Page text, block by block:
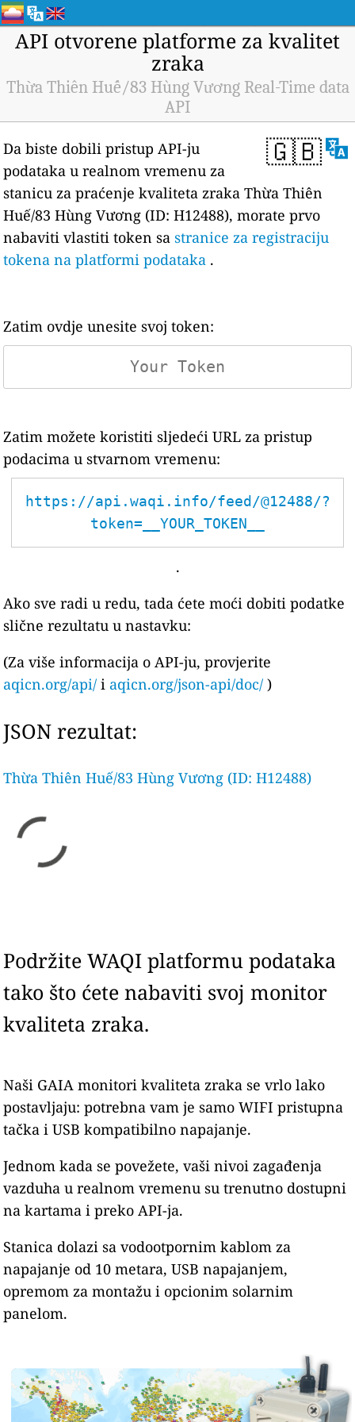
API otvorene platforme za kvalitet
zraka
Thừa Thiên Huế/83 Hùng Vương Real-Time data
API
🇬🇧
Da biste dobili pristup API-ju
podataka u realnom vremenu za
stanicu za praćenje kvaliteta zraka Thừa Thiên
Huế/83 Hùng Vương (ID: H12488), morate prvo
nabaviti vlastiti token sastranice za registraciju
tokena na platformi podataka .
Zatim ovdje unesite svoj token:
Zatim možete koristiti sljedeći URL za pristup
podacima u stvarnom vremenu:
https://api.waqi.info/feed/@12488/?
token=__YOUR_TOKEN__
.
Ako sve radi u redu, tada ćete moći dobiti podatke
slične rezultatu u nastavku:
(Za više informacija o API-ju, provjerite
aqicn.org/api/ i aqicn.org/json-api/doc/ )
JSON rezultat:
Thừa Thiên Huế/83 Hùng Vương (ID: H12488)
Podržite WAQI platformu podataka
tako što ćete nabaviti svoj monitor
kvaliteta zraka.
Naši GAIA monitori kvaliteta zraka se vrlo lako
postavljaju: potrebna vam je samo WIFI pristupna
tačka i USB kompatibilno napajanje.
Jednom kada se povežete, vaši nivoi zagađenja
vazduha u realnom vremenu su trenutno dostupni
na kartama i preko API-ja.
Stanica dolazi sa vodootpornim kablom za
napajanje od 10 metara, USB napajanjem,
opremom za montažu i opcionim solarnim
panelom.